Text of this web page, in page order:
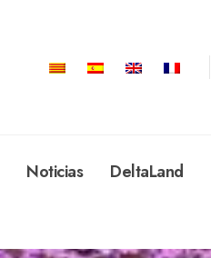
Noticias DeltaLand